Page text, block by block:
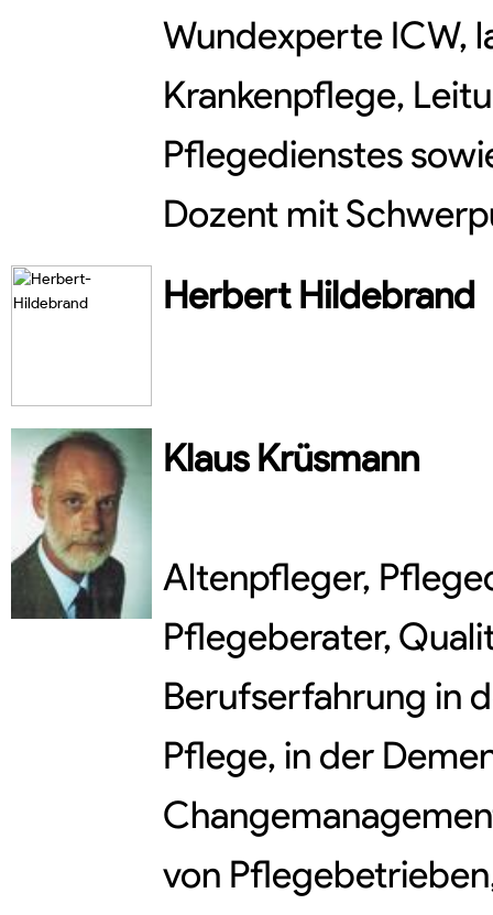
Wundexperte ICW,
Krankenpflege,
Pflegedienstes
Dozent mit
Herbert Hildebrand
Klaus Krüsmann
Altenpfleger,
Pflegeberater,
Berufserfahrung in
Pflege, in der
von